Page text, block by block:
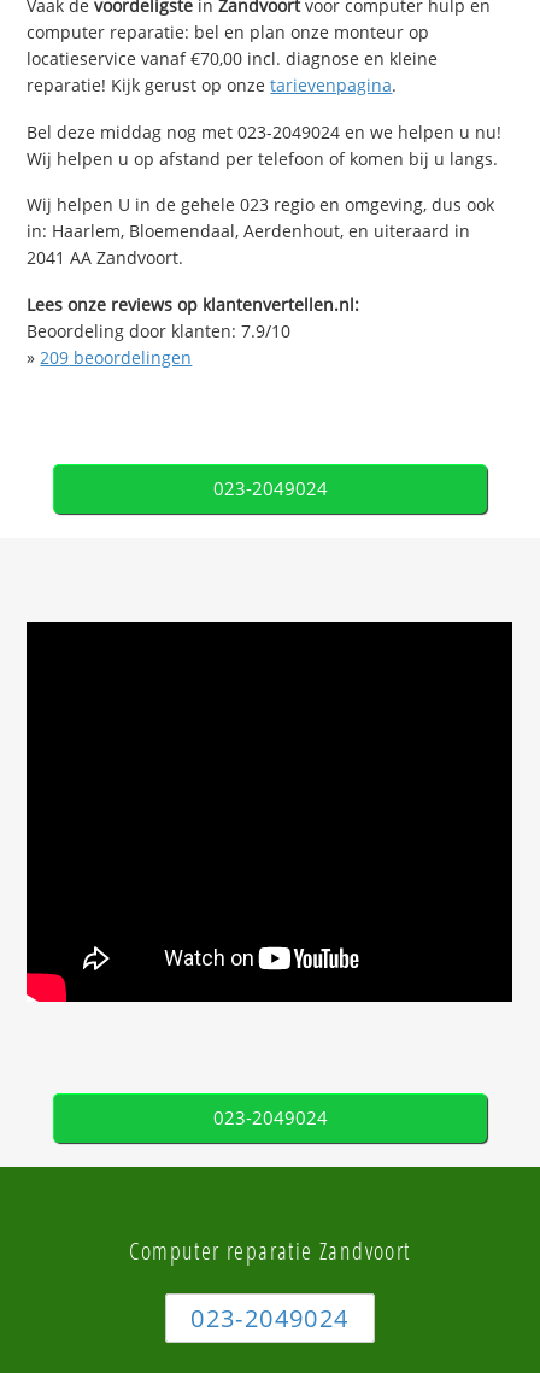
Vaak devoordeligste inZandvoortvoor computer hulp en
computer reparatie: bel en plan onze monteur op
locatieservice vanaf €70,00 incl. diagnose en kleine
reparatie! Kijk gerust op onzetarievenpagina.
Bel deze middag nog met 023-2049024 en we helpen u nu!
Wij helpen u op afstand per telefoon of komen bij u langs.
Wij helpen U in de gehele 023 regio en omgeving, dus ook
in: Haarlem, Bloemendaal, Aerdenhout, en uiteraard in
2041 AA Zandvoort.
Lees onze reviews op klantenvertellen.nl:
Beoordeling door klanten:7.9/10
»209 beoordelingen
023-2049024
023-2049024
Computer reparatie Zandvoort
023-2049024